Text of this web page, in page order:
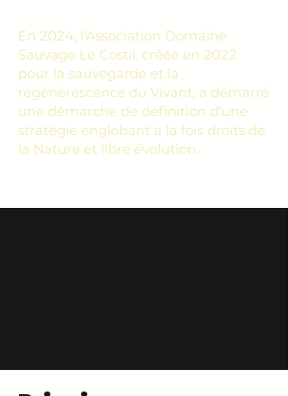
En 2024, l'Association Domaine
Sauvage Le Costil, créée en 2022
pour la sauvegarde et la
régénérescence du Vivant, a démarré
une démarche de définition d’une
stratégie englobant à la fois droits de
la Nature et libre évolution.